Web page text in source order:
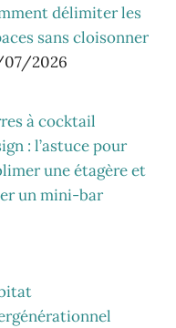
délimiter les
sans cloisonner
2026
à cocktail
: l’astuce pour
une étagère et
un mini-bar